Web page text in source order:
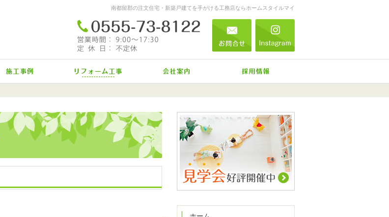
南都留郡の注文住宅・新築戸建てを手がける工務店ならホームスタイルマイ
0555-73-8122
営業時間
9:00～17:30
定休日
不定休 お問合せ